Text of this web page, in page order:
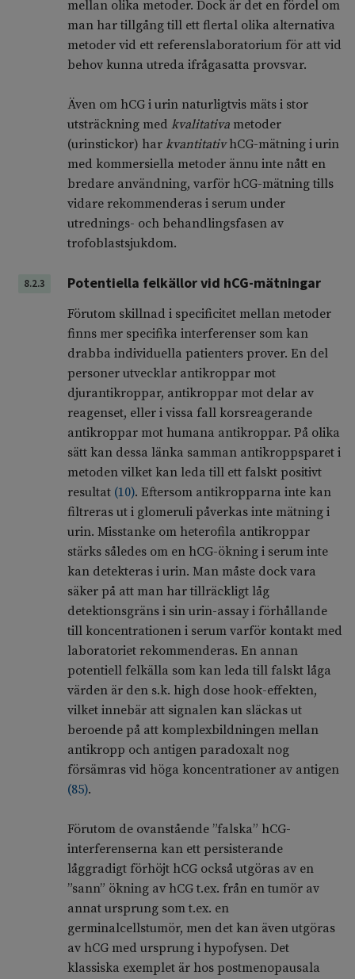
mellan olika metoder. Dock är det en fördel om
man har tillgång till ett flertal olika alternativa
metoder vid ett referenslaboratorium för att vid
behov kunna utreda ifrågasatta provsvar.
Även om hCG i urin naturligtvis mäts i stor
utsträckning med kvalitativametoder
(urinstickor) har kvantitativhCG-mätning i urin
med kommersiella metoder ännu inte nått en
bredare användning, varför hCG-mätning tills
vidare rekommenderas i serum under
utrednings- och behandlingsfasen av
trofoblastsjukdom.
8.2.3 Potentiella felkällor vid hCG-mätningar
Förutom skillnad i specificitet mellan metoder
finns mer specifika interferenser som kan
drabba individuella patienters prover. En del
personer utvecklar antikroppar mot
djurantikroppar, antikroppar mot delar av
reagenset, eller i vissa fall korsreagerande
antikroppar mot humana antikroppar. På olika
sätt kan dessa länka samman antikroppsparet i
metoden vilket kan leda till ett falskt positivt
resultat (10). Eftersom antikropparna inte kan
filtreras ut i glomeruli påverkas inte mätning i
urin. Misstanke om heterofila antikroppar
stärks således om en hCG-ökning i serum inte
kan detekteras i urin. Man måste dock vara
säker på att man har tillräckligt låg
detektionsgräns i sin urin-assay i förhållande
till koncentrationen i serum varför kontakt med
laboratoriet rekommenderas. En annan
potentiell felkälla som kan leda till falskt låga
värden är den s.k. high dose hook-effekten,
vilket innebär att signalen kan släckas ut
beroende på att komplexbildningen mellan
antikropp och antigen paradoxalt nog
försämras vid höga koncentrationer av antigen
(85).
Förutom de ovanstående ”falska” hCG-
interferenserna kan ett persisterande
låggradigt förhöjt hCG också utgöras av en
”sann” ökning av hCG t.ex. från en tumör av
annat ursprung som t.ex. en
germinalcellstumör, men det kan även utgöras
av hCG med ursprung i hypofysen. Det
klassiska exemplet är hos postmenopausala